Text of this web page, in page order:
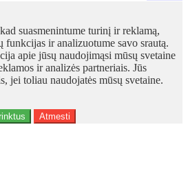
suasmenintume turinį ir reklamą,
ir analizuotume savo srautą.
apie jūsų naudojimąsi mūsų svetaine
ir analizės partneriais. Jūs
jei toliau naudojatės mūsų svetaine.
Atmesti